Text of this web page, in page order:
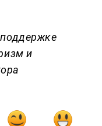
поддержке
и